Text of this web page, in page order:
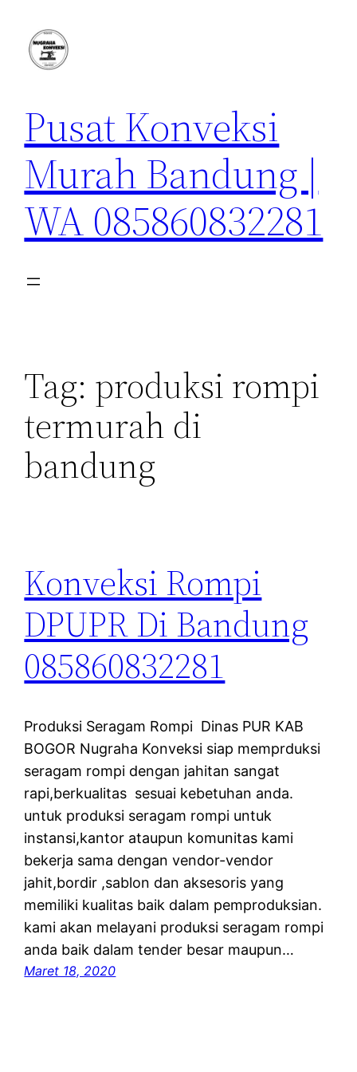
konten
Pusat Konveksi
Murah Bandung |
WA 085860832281
Tag: produksi rompi
termurah di
bandung
Konveksi Rompi
DPUPR Di Bandung
085860832281
Produksi Seragam Rompi Dinas PUR KAB
BOGOR Nugraha Konveksi siap memprduksi
seragam rompi dengan jahitan sangat
rapi,berkualitas sesuai kebetuhan anda.
untuk produksi seragam rompi untuk
instansi,kantor ataupun komunitas kami
bekerja sama dengan vendor-vendor
jahit,bordir ,sablon dan aksesoris yang
memiliki kualitas baik dalam pemproduksian.
kami akan melayani produksi seragam rompi
anda baik dalam tender besar maupun…
Maret 18, 2020